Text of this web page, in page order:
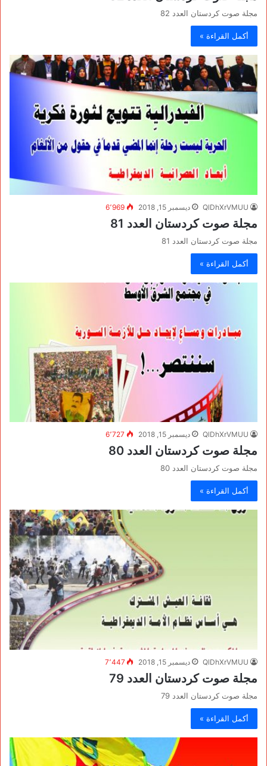
مجلة صوت كردستان العدد 82
أكمل القراءة »
QlDhXrVMUU ديسمبر 15, 2018 6٬969
مجلة صوت كردستان العدد 81
مجلة صوت كردستان العدد 81
أكمل القراءة »
QlDhXrVMUU ديسمبر 15, 2018 6٬727
مجلة صوت كردستان العدد 80
مجلة صوت كردستان العدد 80
أكمل القراءة »
QlDhXrVMUU ديسمبر 15, 2018 7٬447
مجلة صوت كردستان العدد 79
مجلة صوت كردستان العدد 79
أكمل القراءة »